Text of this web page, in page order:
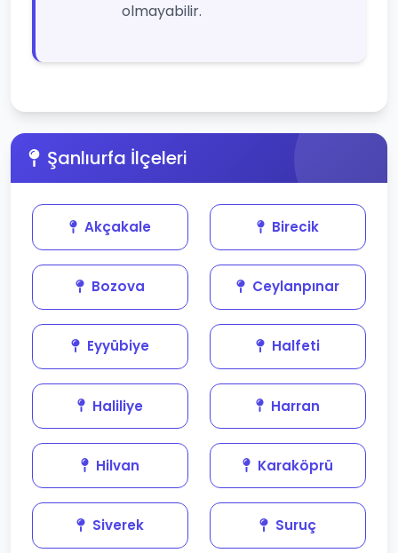
olmayabilir.
Şanlıurfa İlçeleri
Akçakale Birecik
Bozova Ceylanpınar
Eyyübiye Halfeti
Haliliye Harran
Hilvan Karaköprü
Siverek Suruç